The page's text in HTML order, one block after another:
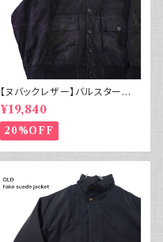
【ヌバックレザー】バルスター型
ブルゾンジャケット イタリア ヴィ
ンテージ 黒
¥19,840
20%OFF